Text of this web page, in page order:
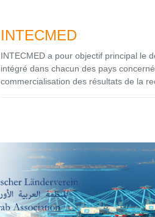
INTECMED
INTECMED a pour objectif principal le
intégré dans chacun des pays
commercialisation des résultats de la